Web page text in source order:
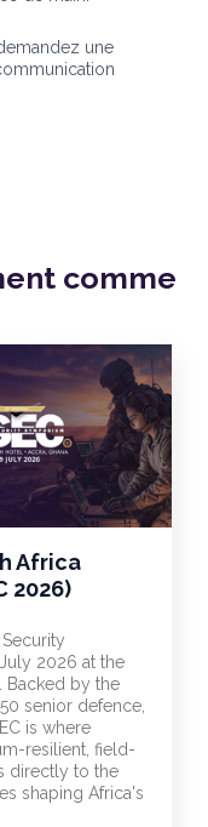
une
comme
Africa
2026)
2026 at the
Backed by the
senior defence,
is where
resilient, field-
directly to the
shaping Africa's